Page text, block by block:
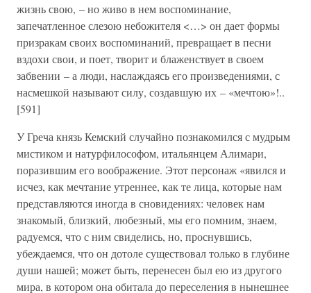
жизнь свою, – но живо в нем воспоминание,
запечатленное слезою небожителя <…> он дает формы
призракам своих воспоминаний, превращает в песни
вздохи свои, и поет, творит и блаженствует в своем
забвении – а люди, наслаждаясь его произведениями, с
насмешкой называют силу, создавшую их – «мечтою»!..
[591]
У Греча князь Кемский случайно познакомился с мудрым
мистиком и натурфилософом, итальянцем Алимари,
поразившим его воображение. Этот персонаж «явился и
исчез, как мечтание утреннее, как те лица, которые нам
представляются иногда в сновидениях: человек нам
знакомый, близкий, любезный, мы его помним, знаем,
радуемся, что с ним свиделись, но, проснувшись,
убеждаемся, что он дотоле существовал только в глубине
души нашей; может быть, перенесен был ею из другого
мира, в котором она обитала до переселения в нынешнее